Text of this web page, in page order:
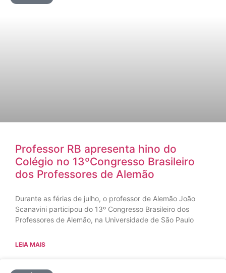
Professor RB apresenta hino do
Colégio no 13ºCongresso Brasileiro
dos Professores de Alemão
Durante as férias de julho, o professor de Alemão João
Scanavini participou do 13º Congresso Brasileiro dos
Professores de Alemão, na Universidade de São Paulo
LEIA MAIS